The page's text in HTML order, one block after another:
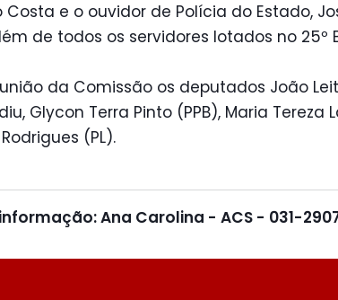
Costa e o ouvidor de Polícia do Estado,
de todos os servidores lotados no 25º
da Comissão os deputados João
Glycon Terra Pinto (PPB), Maria Tereza
(PL).
Ana Carolina - ACS - 031-